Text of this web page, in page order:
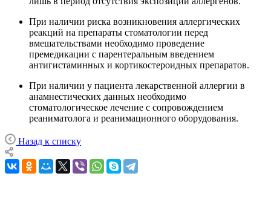
При наличии риска возникновения аллергических
реакций на препараты стоматологии перед
вмешательствами необходимо проведение
премедикации с парентеральным введением
антигистаминных и кортикостероидных препаратов.
При наличии у пациента лекарственной аллергии в
анамнестических данных необходимо
стоматологическое лечение с сопровождением
реаниматолога и реанимационного оборудования.
Назад к списку